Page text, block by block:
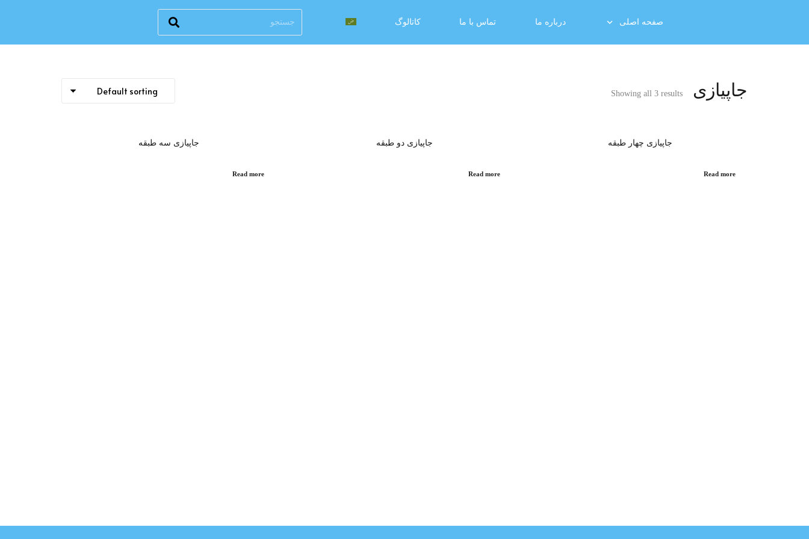
صفحه اصلی درباره ما تماس با ما کاتالوگ
جاپیازی Showing all 3 results
جاپیازی چهار طبقه
Read more
جاپیازی دو طبقه
Read more
جاپیازی سه طبقه
Read more